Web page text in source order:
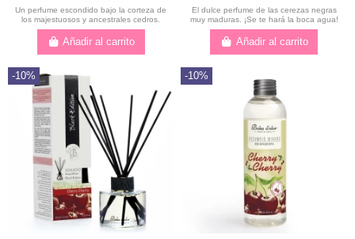
Un perfume escondido bajo la corteza de
los majestuosos y ancestrales cedros.
Añadir al carrito
El dulce perfume de las cerezas negras
muy maduras. ¡Se te hará la boca agua!
Añadir al carrito
-10% -10%